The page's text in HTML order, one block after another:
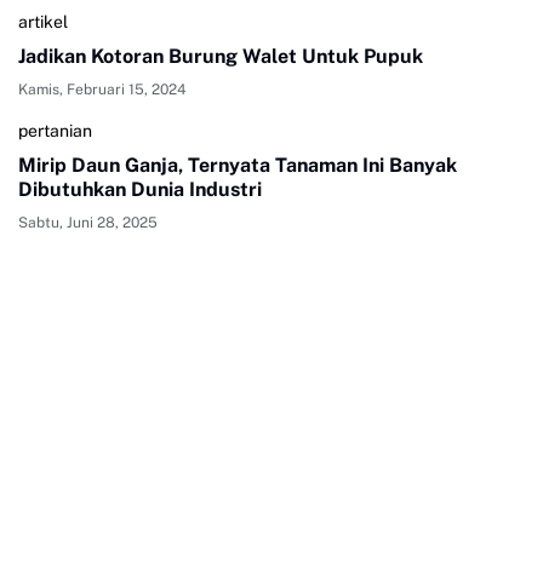
artikel
Jadikan Kotoran Burung Walet Untuk Pupuk
Kamis, Februari 15, 2024
pertanian
Mirip Daun Ganja, Ternyata Tanaman Ini Banyak
Dibutuhkan Dunia Industri
Sabtu, Juni 28, 2025